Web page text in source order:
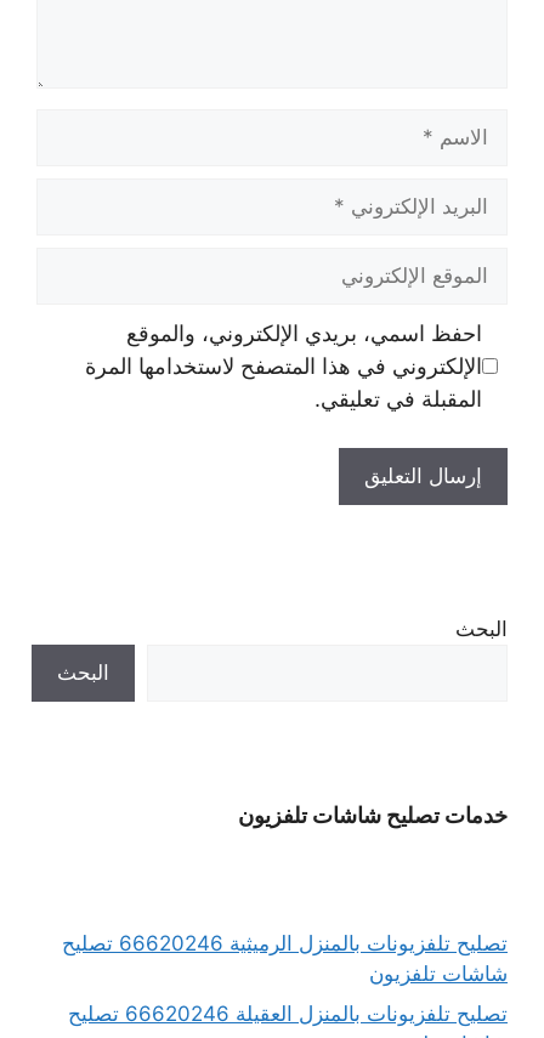
الإلكتروني
الإلكتروني
احفظ اسمي، بريدي الإلكتروني، والموقع
الإلكتروني في هذا المتصفح لاستخدامها المرة
المقبلة في تعليقي.
البحث
البحث
خدمات تصليح شاشات تلفزيون
تصليح تلفزيونات بالمنزل الرميثية 66620246 تصليح
شاشات تلفزيون
تصليح تلفزيونات بالمنزل العقيلة 66620246 تصليح